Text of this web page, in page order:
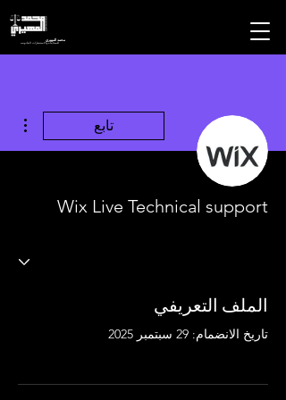
محمد المهيري
للمحاماه والاستشارات القانونيه
تابع
Wix Live Technical support
الملف التعريفي
تاريخ الانضمام: 29 سبتمبر 2025